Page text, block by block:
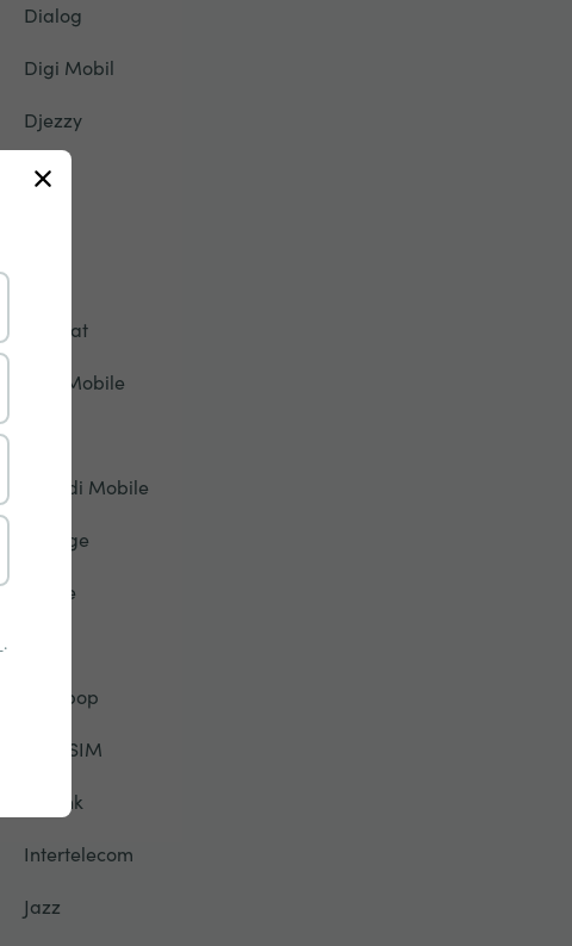
.
Dialog
Digi Mobil
Djezzy
Du
Etisalat
Five Mobile
Friendi Mobile
George
Globe
Halebop
HelloSIM
Hotlink
Intertelecom
Jazz